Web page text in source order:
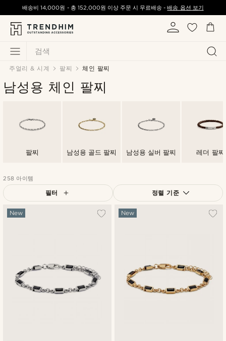
검색
배송비14,000원 - 총 152,000원 이상 주문 시 무료배송 -배송 옵션 보기
주얼리 & 시계 팔찌 체인 팔찌
남성용 체인 팔찌
팔찌 남성용 골드 팔찌 남성용 실버 팔찌 레더 팔찌
258 아이템
필터 정렬 기준
가장 인기 있는
New New